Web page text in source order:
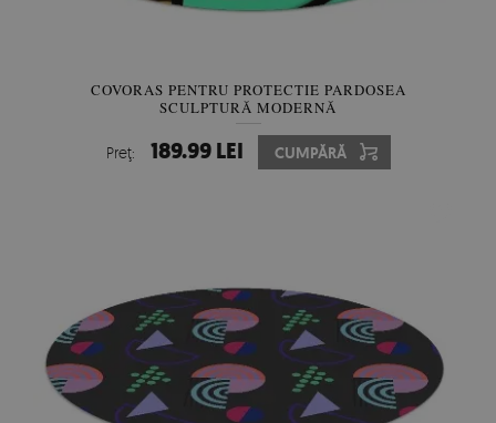
COVORAS PENTRU PROTECTIE PARDOSEA
SCULPTURĂ MODERNĂ
Preţ: 189.99 LEI CUMPĂRĂ